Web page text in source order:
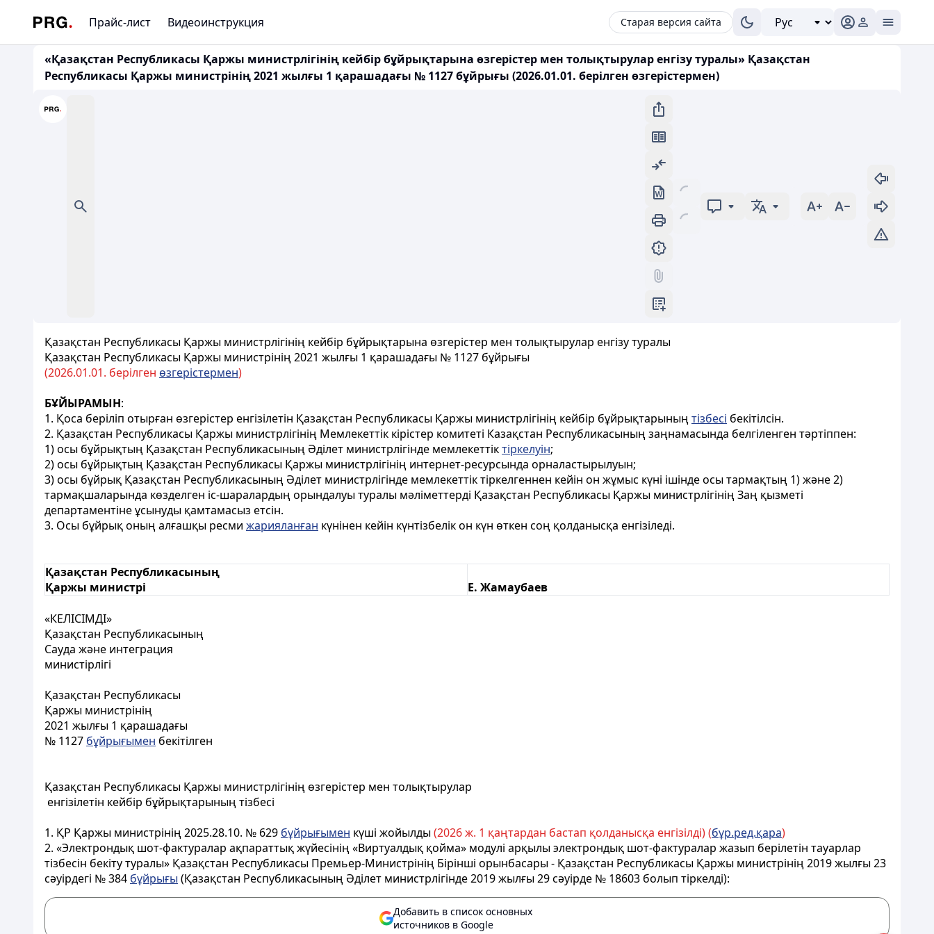
Прайс-лист Видеоинструкция Старая версия сайта
«Қазақстан Республикасы Қаржы министрлігінің кейбір бұйрықтарына өзгерістер мен толықтырулар енгізу туралы» Қазақстан
Республикасы Қаржы министрінің 2021 жылғы 1 қарашадағы № 1127 бұйрығы (2026.01.01. берілген өзгерістермен)
Қазақстан Республикасы Қаржы министрлігінің кейбір бұйрықтарына өзгерістер мен толықтырулар енгізу туралы
Қазақстан Республикасы Қаржы министрінің 2021 жылғы 1 қарашадағы № 1127 бұйрығы
(2026.01.01. берілген өзгерістермен)
БҰЙЫРАМЫН:
1. Қоса беріліп отырған өзгерістер енгізілетін Қазақстан Республикасы Қаржы министрлігінің кейбір бұйрықтарыныңтізбесі бекітілсін.
2. Қазақстан Республикасы Қаржы министрлігінің Мемлекеттік кірістер комитеті Казақстан Республикасының заңнамасында белгіленген тәртіппен:
1) осы бұйрықтың Қазақстан Республикасының Әділет министрлігінде мемлекеттіктіркелуін;
2) осы бұйрықтың Қазақстан Республикасы Қаржы министрлігінің интернет-ресурсында орналастырылуын;
3) осы бұйрық Қазақстан Республикасының Әділет министрлігінде мемлекеттік тіркелгеннен кейін он жұмыс күні ішінде осы тармақтың 1) және 2)
тармақшаларында көзделген іс-шаралардың орындалуы туралы мәліметтерді Қазақстан Республикасы Қаржы министрлігінің Заң қызметі
департаментіне ұсынуды қамтамасыз етсін.
3. Осы бұйрық оның алғашқы ресми жарияланған күнінен кейін күнтізбелік он күн өткен соң қолданысқа енгізіледі.
Қазақстан Республикасының
Қаржы министрі
Е. Жамаубаев
«КЕЛІСІМДІ»
Қазақстан Республикасының
Сауда және интеграция
министірлігі
Қазақстан Республикасы
Қаржы министрінің
2021 жылғы 1 қарашадағы
№ 1127 бұйрығымен бекітілген
Қазақстан Республикасы Қаржы министрлігінің өзгерістер мен толықтырулар
енгізілетін кейбір бұйрықтарының тізбесі
1. ҚР Қаржы министрінің 2025.28.10. № 629 бұйрығымен күші жойылды(2026 ж. 1 қаңтардан бастап қолданысқа енгізілді) (бұр.ред.қара)
2. «Электрондық шот-фактуралар ақпараттық жүйесінің «Виртуалдық қойма» модулі арқылы электрондық шот-фактуралар жазып берілетін тауарлар
тізбесін бекіту туралы» Қазақстан Республикасы Премьер-Министрінің Бірінші орынбасары - Қазақстан Республикасы Қаржы министрінің 2019 жылғы 23
сәуірдегі № 384 бұйрығы (Қазақстан Республикасының Әділет министрлігінде 2019 жылғы 29 сәуірде № 18603 болып тіркелді):
Добавить в список основных
источников в Google